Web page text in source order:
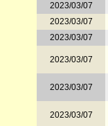
2023/03/07
2023/03/07
2023/03/07
2023/03/07
2023/03/07
2023/03/07